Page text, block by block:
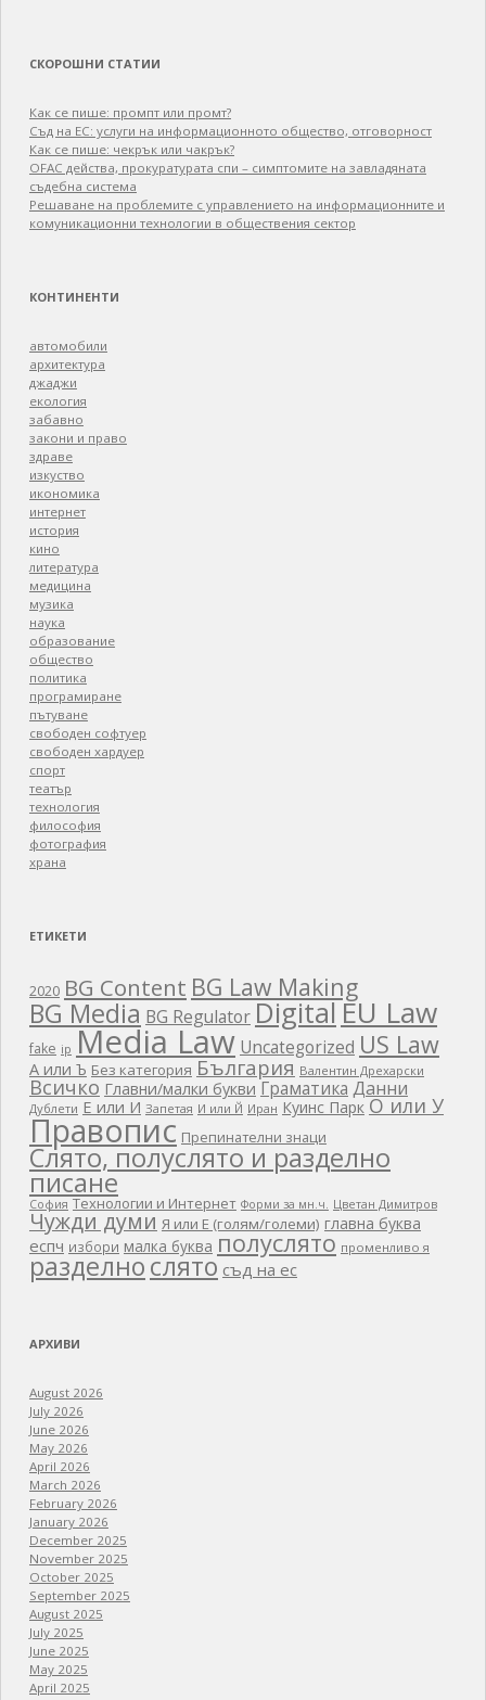
СКОРОШНИ СТАТИИ
Как се пише: промпт или промт?
Съд на ЕС: услуги на информационното общество, отговорност
Как се пише: чекрък или чакрък?
OFAC действа, прокуратурата спи – симптомите на завладяната
съдебна система
Решаване на проблемите с управлението на информационните и
комуникационни технологии в обществения сектор
КОНТИНЕНТИ
автомобили
архитектура
джаджи
екология
забавно
закони и право
здраве
изкуство
икономика
интернет
история
кино
литература
медицина
музика
наука
образование
общество
политика
програмиране
пътуване
свободен софтуер
свободен хардуер
спорт
театър
технология
философия
фотография
храна
ЕТИКЕТИ
2020 BG Content BG Law Making
BG Media BG RegulatorDigitalEU Law
fake ip Media Law Uncategorized US Law
А или Ъ Без категория България Валентин Дрехарски
Всичко Главни/малки букви Граматика Данни
Дублети Е или И Запетая И или Й Иран Куинс Парк О или У
Правопис Препинателни знаци
Слято, полуслято и разделно
писане
София Технологии и Интернет Форми за мн.ч. Цветан Димитров
Чужди думи Я или Е (голям/големи) главна буква
еспч избори малка буква полуслято променливо я
разделнослято съд на ес
АРХИВИ
August 2026
July 2026
June 2026
May 2026
April 2026
March 2026
February 2026
January 2026
December 2025
November 2025
October 2025
September 2025
August 2025
July 2025
June 2025
May 2025
April 2025